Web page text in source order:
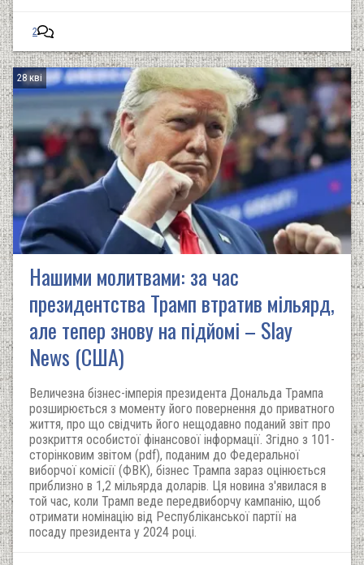
2
28 кві
Нашими молитвами: за час
президентства Трамп втратив мільярд,
але тепер знову на підйомі – Slay
News (США)
Величезна бізнес-імперія президента Дональда Трампа
розширюється з моменту його повернення до приватного
життя, про що свідчить його нещодавно поданий звіт про
розкриття особистої фінансової інформації. Згідно з 101-
сторінковим звітом (pdf), поданим до Федеральної
виборчої комісії (ФВК), бізнес Трампа зараз оцінюється
приблизно в 1,2 мільярда доларів. Ця новина з'явилася в
той час, коли Трамп веде передвиборчу кампанію, щоб
отримати номінацію від Республіканської партії на
посаду президента у 2024 році.